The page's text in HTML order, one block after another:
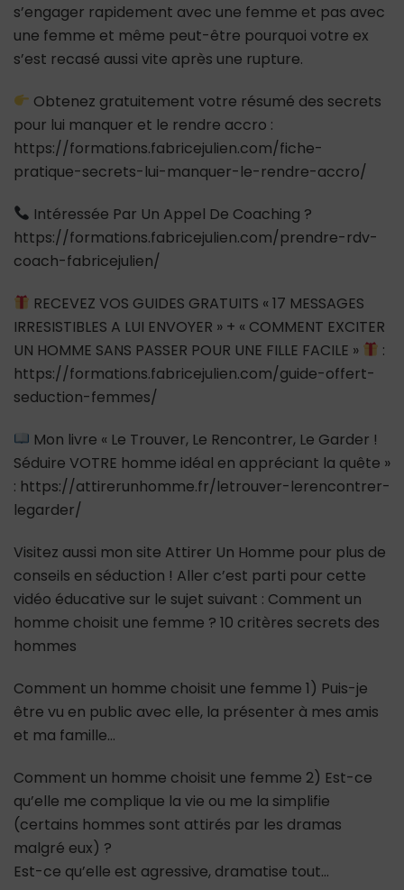
s’engager rapidement avec une femme et pas avec
une femme et même peut-être pourquoi votre ex
s’est recasé aussi vite après une rupture.
Obtenez gratuitement votre résumé des secrets
pour lui manquer et le rendre accro :
https://formations.fabricejulien.com/fiche-
pratique-secrets-lui-manquer-le-rendre-accro/
Intéressée Par Un Appel De Coaching ?
https://formations.fabricejulien.com/prendre-rdv-
coach-fabricejulien/
RECEVEZ VOS GUIDES GRATUITS « 17 MESSAGES
IRRESISTIBLES A LUI ENVOYER » + « COMMENT EXCITER
UN HOMME SANS PASSER POUR UNE FILLE FACILE »
:
https://formations.fabricejulien.com/guide-offert-
seduction-femmes/
Mon livre « Le Trouver, Le Rencontrer, Le Garder !
Séduire VOTRE homme idéal en appréciant la quête »
: https://attirerunhomme.fr/letrouver-lerencontrer-
legarder/
Visitez aussi mon site Attirer Un Homme pour plus de
conseils en séduction ! Aller c’est parti pour cette
vidéo éducative sur le sujet suivant : Comment un
homme choisit une femme ? 10 critères secrets des
hommes
Comment un homme choisit une femme 1) Puis-je
être vu en public avec elle, la présenter à mes amis
et ma famille…
Comment un homme choisit une femme 2) Est-ce
qu’elle me complique la vie ou me la simplifie
(certains hommes sont attirés par les dramas
malgré eux) ?
Est-ce qu’elle est agressive, dramatise tout…